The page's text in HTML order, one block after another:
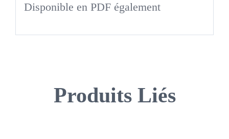
Disponible en PDF également
Produits Liés